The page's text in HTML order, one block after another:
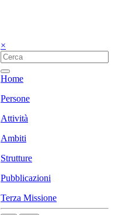
×
Home
Persone
Attività
Ambiti
Strutture
Pubblicazioni
Terza Missione